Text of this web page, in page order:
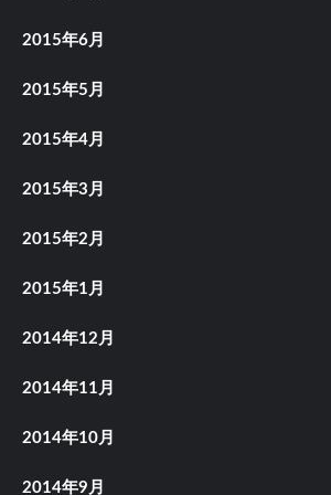
2015年6月
2015年5月
2015年4月
2015年3月
2015年2月
2015年1月
2014年12月
2014年11月
2014年10月
2014年9月